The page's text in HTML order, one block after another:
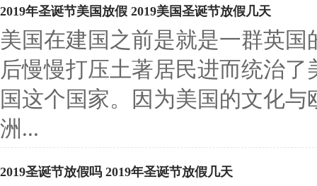
2019年圣诞节美国放假 2019美国圣诞节放假几天
美国在建国之前是就是一群英
后慢慢打压土著居民进而统治
国这个国家。因为美国的文化
洲...
2019圣诞节放假吗 2019年圣诞节放假几天